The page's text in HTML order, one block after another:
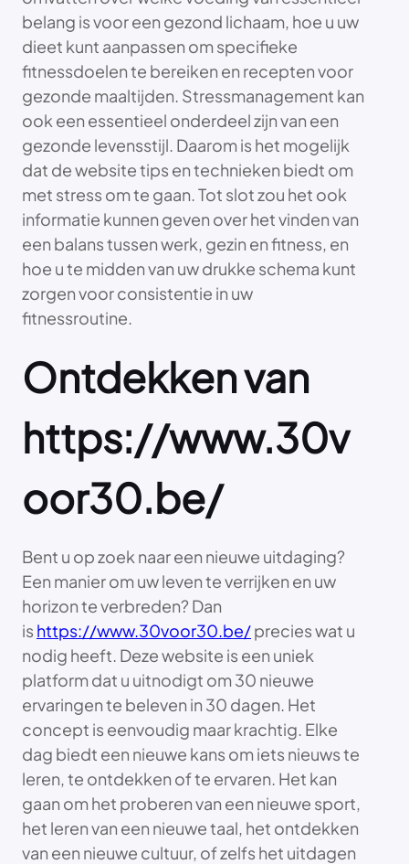
belang is voor een gezond lichaam, hoe u uw
dieet kunt aanpassen om specifieke
fitnessdoelen te bereiken en recepten voor
gezonde maaltijden. Stressmanagement kan
ook een essentieel onderdeel zijn van een
gezonde levensstijl. Daarom is het mogelijk
dat de website tips en technieken biedt om
met stress om te gaan. Tot slot zou het ook
informatie kunnen geven over het vinden van
een balans tussen werk, gezin en fitness, en
hoe u te midden van uw drukke schema kunt
zorgen voor consistentie in uw
fitnessroutine.
Ontdekken van
https://www.30v
oor30.be/
Bent u op zoek naar een nieuwe uitdaging?
Een manier om uw leven te verrijken en uw
horizon te verbreden? Dan
is https://www.30voor30.be/precies wat u
nodig heeft. Deze website is een uniek
platform dat u uitnodigt om 30 nieuwe
ervaringen te beleven in 30 dagen. Het
concept is eenvoudig maar krachtig. Elke
dag biedt een nieuwe kans om iets nieuws te
leren, te ontdekken of te ervaren. Het kan
gaan om het proberen van een nieuwe sport,
het leren van een nieuwe taal, het ontdekken
van een nieuwe cultuur, of zelfs het uitdagen